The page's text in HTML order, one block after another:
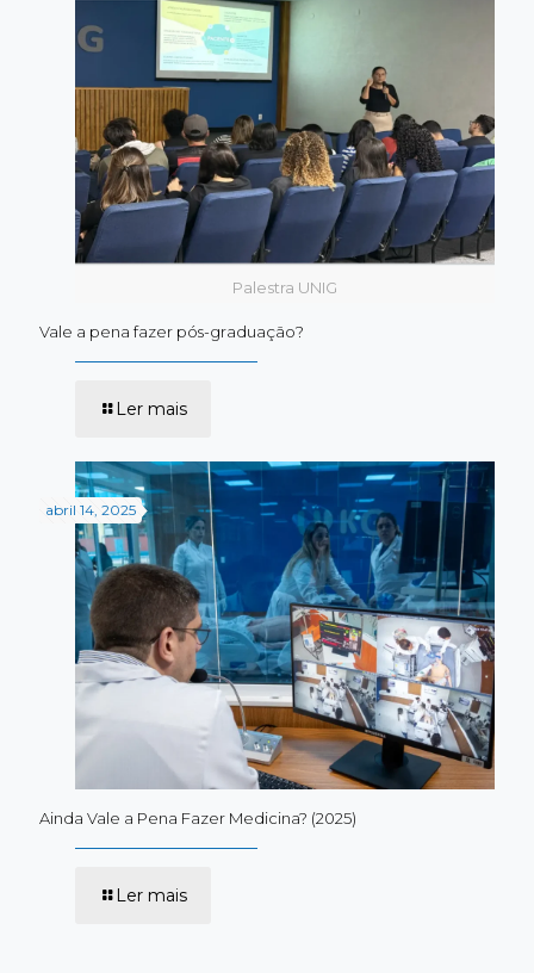
Medicina?
Palestra UNIG
Vale a pena fazer pós-graduação?
Ler mais-
pena
fazer
pós-
graduação?
abril 14, 2025
Ainda Vale a Pena Fazer Medicina? (2025)
Ler mais-